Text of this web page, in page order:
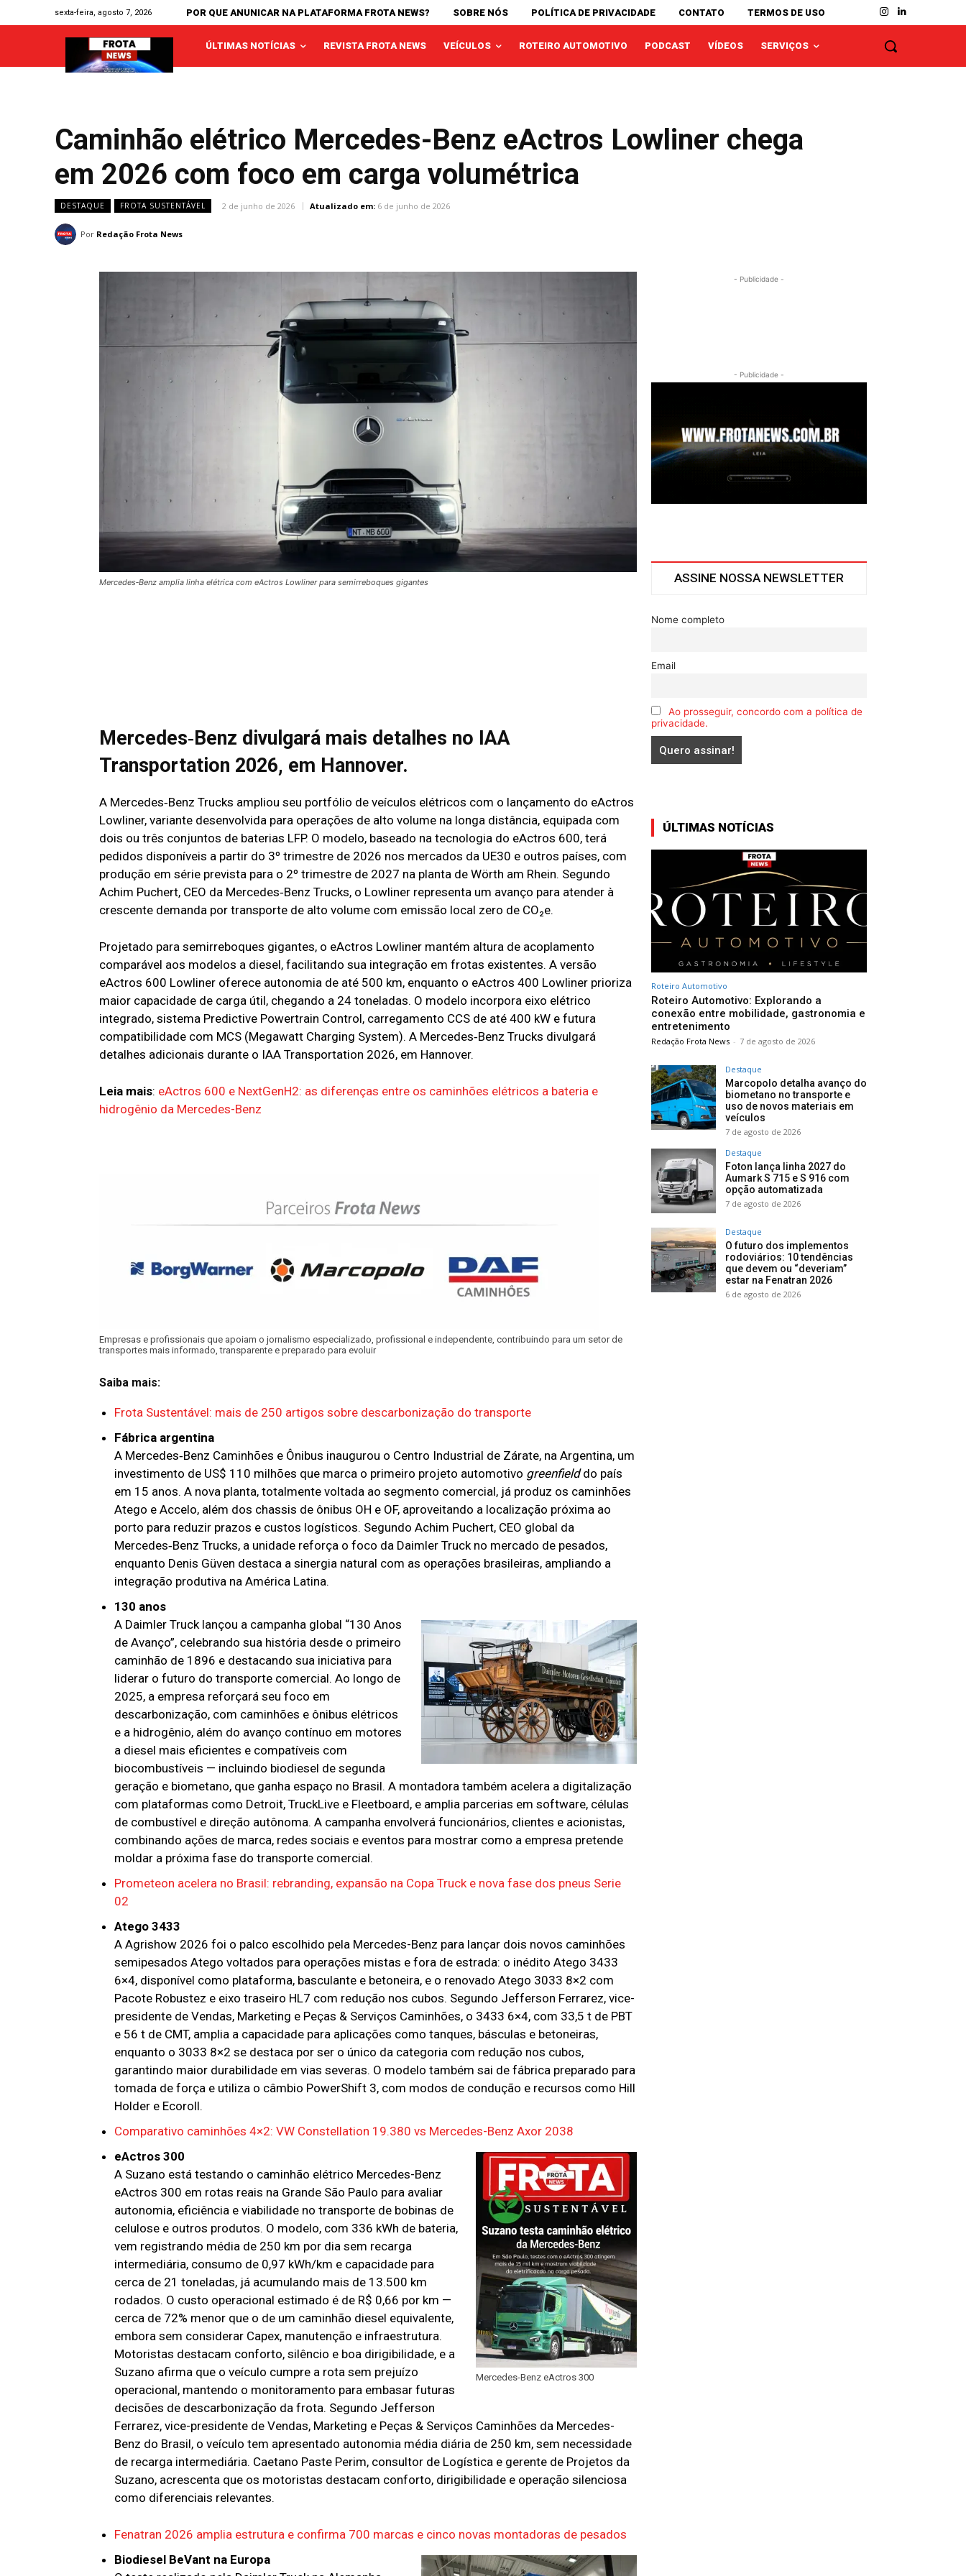
sexta-feira, agosto 7, 2026 POR QUE ANUNICAR NA PLATAFORMA FROTA NEWS? SOBRE NÓS POLÍTICA DE PRIVACIDADE CONTATO TERMOS DE USO
ÚLTIMAS NOTÍCIAS REVISTA FROTA NEWS VEÍCULOS ROTEIRO AUTOMOTIVO PODCAST VÍDEOS SERVIÇOS
Caminhão elétrico Mercedes-Benz eActros Lowliner chega
em 2026 com foco em carga volumétrica
DESTAQUE FROTA SUSTENTÁVEL 2 de junho de 2026 Atualizado em: 6 de junho de 2026
Por Redação Frota News
Mercedes‑Benz amplia linha elétrica com eActros Lowliner para semirreboques gigantes
Mercedes‑Benz divulgará mais detalhes no IAA
Transportation 2026, em Hannover.
A Mercedes‑Benz Trucks ampliou seu portfólio de veículos elétricos com o lançamento do eActros
Lowliner, variante desenvolvida para operações de alto volume na longa distância, equipada com
dois ou três conjuntos de baterias LFP. O modelo, baseado na tecnologia do eActros 600, terá
pedidos disponíveis a partir do 3º trimestre de 2026 nos mercados da UE30 e outros países, com
produção em série prevista para o 2º trimestre de 2027 na planta de Wörth am Rhein. Segundo
Achim Puchert, CEO da Mercedes‑Benz Trucks, o Lowliner representa um avanço para atender à
crescente demanda por transporte de alto volume com emissão local zero de CO₂e.
Projetado para semirreboques gigantes, o eActros Lowliner mantém altura de acoplamento
comparável aos modelos a diesel, facilitando sua integração em frotas existentes. A versão
eActros 600 Lowliner oferece autonomia de até 500 km, enquanto o eActros 400 Lowliner prioriza
maior capacidade de carga útil, chegando a 24 toneladas. O modelo incorpora eixo elétrico
integrado, sistema Predictive Powertrain Control, carregamento CCS de até 400 kW e futura
compatibilidade com MCS (Megawatt Charging System). A Mercedes‑Benz Trucks divulgará
detalhes adicionais durante o IAA Transportation 2026, em Hannover.
Leia mais: eActros 600 e NextGenH2: as diferenças entre os caminhões elétricos a bateria e
hidrogênio da Mercedes-Benz
Empresas e profissionais que apoiam o jornalismo especializado, profissional e independente, contribuindo para um setor de
transportes mais informado, transparente e preparado para evoluir
Saiba mais:
Frota Sustentável: mais de 250 artigos sobre descarbonização do transporte
Fábrica argentina
A Mercedes‑Benz Caminhões e Ônibus inaugurou o Centro Industrial de Zárate, na Argentina, um
investimento de US$ 110 milhões que marca o primeiro projeto automotivo greenfielddo país
em 15 anos. A nova planta, totalmente voltada ao segmento comercial, já produz os caminhões
Atego e Accelo, além dos chassis de ônibus OH e OF, aproveitando a localização próxima ao
porto para reduzir prazos e custos logísticos. Segundo Achim Puchert, CEO global da
Mercedes‑Benz Trucks, a unidade reforça o foco da Daimler Truck no mercado de pesados,
enquanto Denis Güven destaca a sinergia natural com as operações brasileiras, ampliando a
integração produtiva na América Latina.
130 anos
A Daimler Truck lançou a campanha global “130 Anos
de Avanço”, celebrando sua história desde o primeiro
caminhão de 1896 e destacando sua iniciativa para
liderar o futuro do transporte comercial. Ao longo de
2025, a empresa reforçará seu foco em
descarbonização, com caminhões e ônibus elétricos
e a hidrogênio, além do avanço contínuo em motores
a diesel mais eficientes e compatíveis com
biocombustíveis — incluindo biodiesel de segunda
geração e biometano, que ganha espaço no Brasil. A montadora também acelera a digitalização
com plataformas como Detroit, TruckLive e Fleetboard, e amplia parcerias em software, células
de combustível e direção autônoma. A campanha envolverá funcionários, clientes e acionistas,
combinando ações de marca, redes sociais e eventos para mostrar como a empresa pretende
moldar a próxima fase do transporte comercial.
Prometeon acelera no Brasil: rebranding, expansão na Copa Truck e nova fase dos pneus Serie
02
Atego 3433
A Agrishow 2026 foi o palco escolhido pela Mercedes-Benz para lançar dois novos caminhões
semipesados Atego voltados para operações mistas e fora de estrada: o inédito Atego 3433
6×4, disponível como plataforma, basculante e betoneira, e o renovado Atego 3033 8×2 com
Pacote Robustez e eixo traseiro HL7 com redução nos cubos. Segundo Jefferson Ferrarez, vice-
presidente de Vendas, Marketing e Peças & Serviços Caminhões, o 3433 6×4, com 33,5 t de PBT
e 56 t de CMT, amplia a capacidade para aplicações como tanques, básculas e betoneiras,
enquanto o 3033 8×2 se destaca por ser o único da categoria com redução nos cubos,
garantindo maior durabilidade em vias severas. O modelo também sai de fábrica preparado para
tomada de força e utiliza o câmbio PowerShift 3, com modos de condução e recursos como Hill
Holder e Ecoroll.
Comparativo caminhões 4×2: VW Constellation 19.380 vs Mercedes-Benz Axor 2038
eActros 300
Mercedes-Benz eActros 300
A Suzano está testando o caminhão elétrico Mercedes-Benz
eActros 300 em rotas reais na Grande São Paulo para avaliar
autonomia, eficiência e viabilidade no transporte de bobinas de
celulose e outros produtos. O modelo, com 336 kWh de bateria,
vem registrando média de 250 km por dia sem recarga
intermediária, consumo de 0,97 kWh/km e capacidade para
cerca de 21 toneladas, já acumulando mais de 13.500 km
rodados. O custo operacional estimado é de R$ 0,66 por km —
cerca de 72% menor que o de um caminhão diesel equivalente,
embora sem considerar Capex, manutenção e infraestrutura.
Motoristas destacam conforto, silêncio e boa dirigibilidade, e a
Suzano afirma que o veículo cumpre a rota sem prejuízo
operacional, mantendo o monitoramento para embasar futuras
decisões de descarbonização da frota. Segundo Jefferson
Ferrarez, vice-presidente de Vendas, Marketing e Peças & Serviços Caminhões da Mercedes-
Benz do Brasil, o veículo tem apresentado autonomia média diária de 250 km, sem necessidade
de recarga intermediária. Caetano Paste Perim, consultor de Logística e gerente de Projetos da
Suzano, acrescenta que os motoristas destacam conforto, dirigibilidade e operação silenciosa
como diferenciais relevantes.
Fenatran 2026 amplia estrutura e confirma 700 marcas e cinco novas montadoras de pesados
Biodiesel BeVant na Europa
- Publicidade -
- Publicidade -
ASSINE NOSSA NEWSLETTER
Nome completo
Email
Ao prosseguir, concordo com a política de
privacidade.
ÚLTIMAS NOTÍCIAS
Roteiro Automotivo
Roteiro Automotivo: Explorando a
conexão entre mobilidade, gastronomia e
entretenimento
Redação Frota News - 7 de agosto de 2026
Destaque
Marcopolo detalha avanço do
biometano no transporte e
uso de novos materiais em
veículos
7 de agosto de 2026
Destaque
Foton lança linha 2027 do
Aumark S 715 e S 916 com
opção automatizada
7 de agosto de 2026
Destaque
O futuro dos implementos
rodoviários: 10 tendências
que devem ou “deveriam”
estar na Fenatran 2026
6 de agosto de 2026